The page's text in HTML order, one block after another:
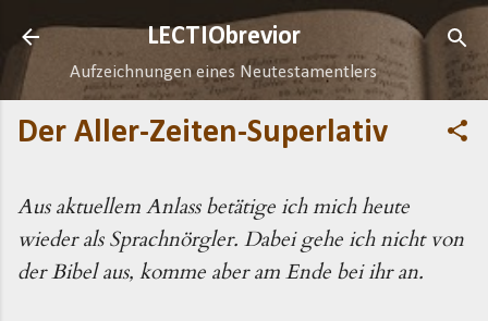
Direkt zum Hauptbereich
LECTIObrevior
Aufzeichnungen eines Neutestamentlers
Der Aller-Zeiten-Superlativ
Aus aktuellem Anlass betätige ich mich heute
wieder als Sprachnörgler. Dabei gehe ich nicht von
der Bibel aus, komme aber am Ende bei ihr an.